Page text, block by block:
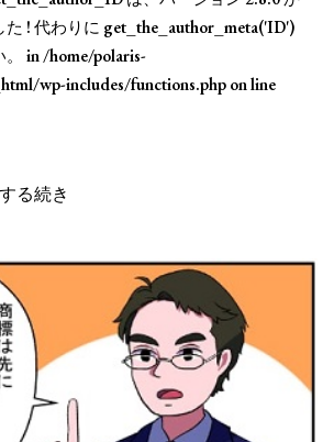
た ! 代わりに get_the_author_meta('ID')
。 in/home/polaris-
wp-includes/functions.phpon line
る続き